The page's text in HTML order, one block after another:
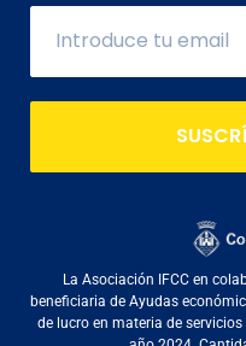
La Asociación IFCC en
beneficiaria de Ayudas
de lucro en materia de